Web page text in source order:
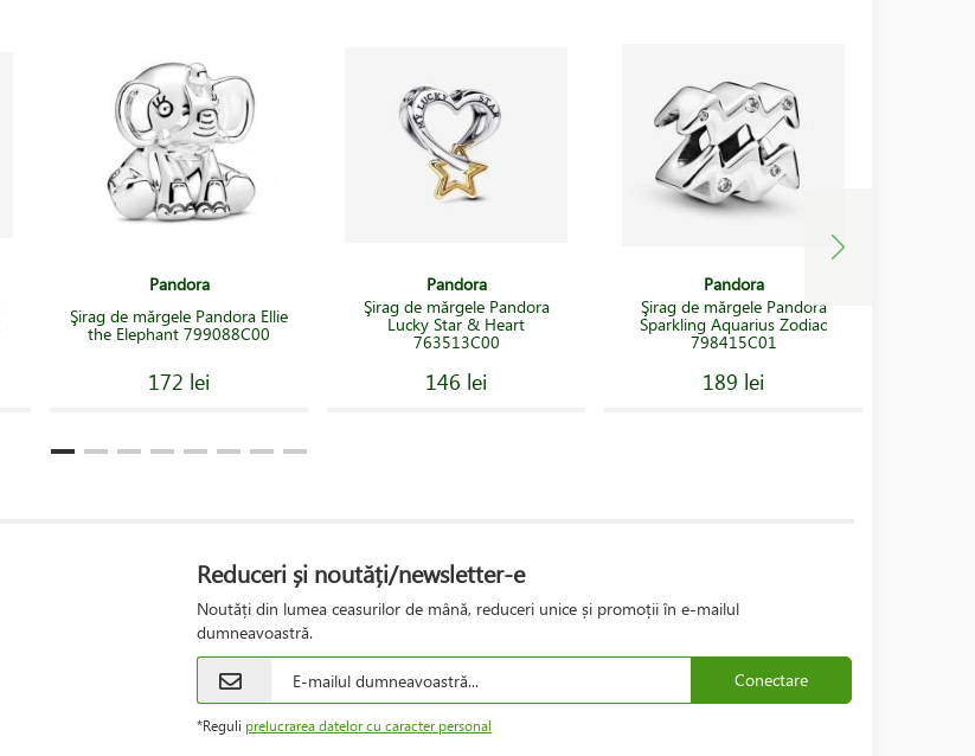
Pandora
Şirag de mărgele Pandora Ellie
the Elephant 799088C00
172 lei
Pandora
Şirag de mărgele Pandora
Lucky Star & Heart
763513C00
146 lei
Pandora
Şirag de mărgele Pandora
Sparkling Aquarius Zodiac
798415C01
189 lei
Reduceri și noutăți/newsletter-e
Noutăți din lumea ceasurilor de mână, reduceri unice și promoții în e-mailul
dumneavoastră.
Conectare
*Reguli prelucrarea datelor cu caracter personal